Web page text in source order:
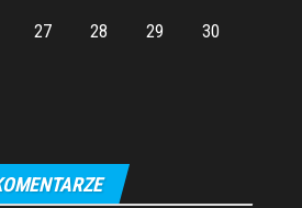
27 28 29 30